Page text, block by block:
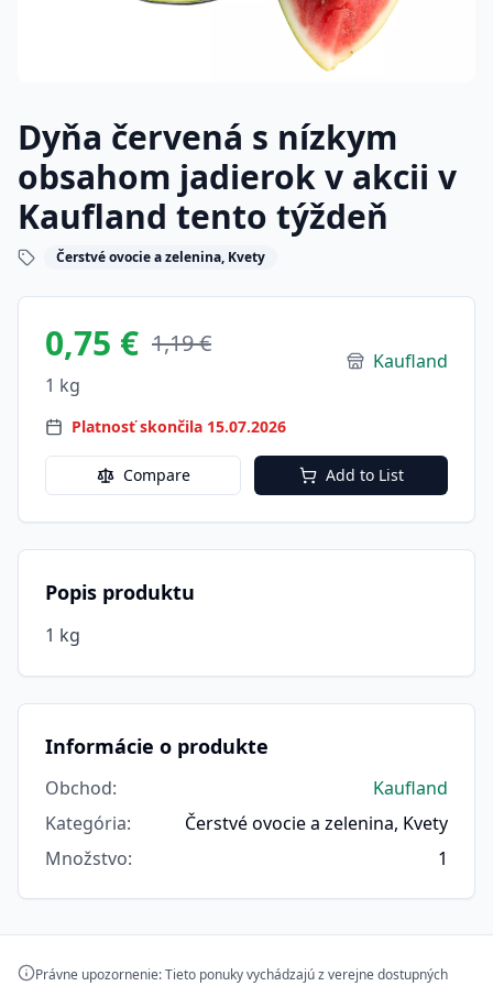
Dyňa červená s nízkym
obsahom jadierok v akcii v
Kaufland tento týždeň
Čerstvé ovocie a zelenina, Kvety
0,75 € 1,19 €
1 kg
Kaufland
Platnosť skončila 15.07.2026
Compare Add to List
Popis produktu
1 kg
Informácie o produkte
Obchod:
Kaufland
Kategória:
Čerstvé ovocie a zelenina, Kvety
Množstvo: 1
Právne upozornenie: Tieto ponuky vychádzajú z verejne dostupných